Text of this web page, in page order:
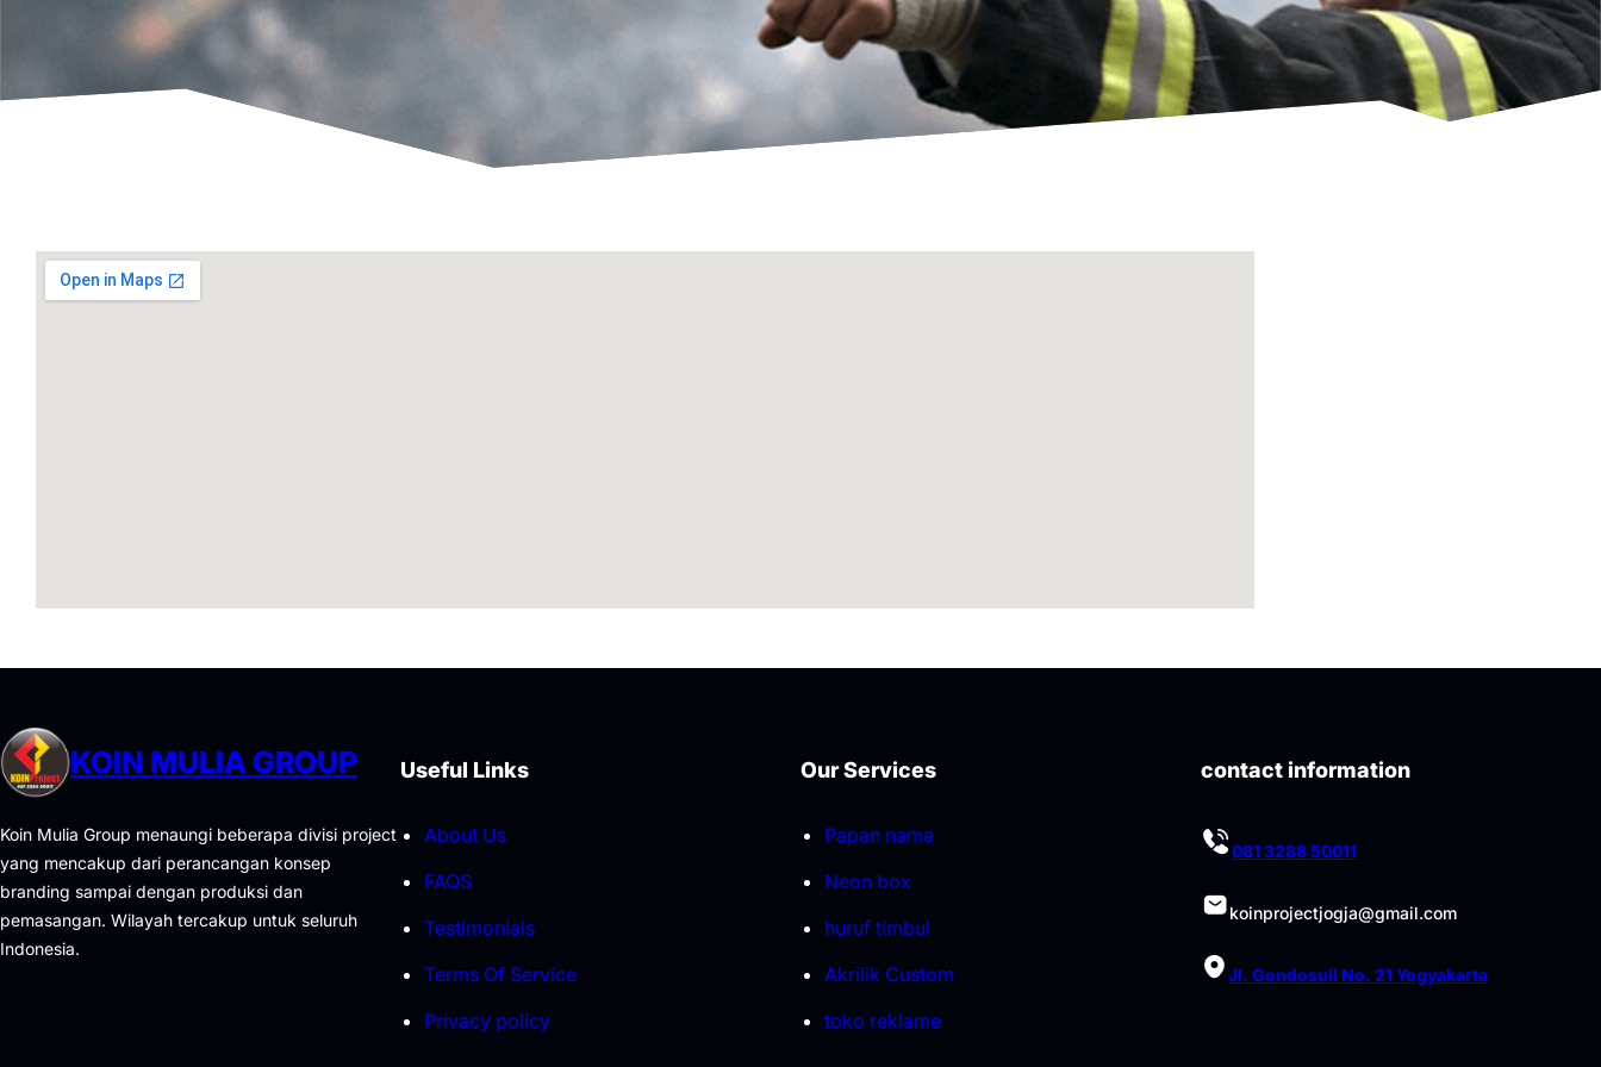
KOIN MULIA GROUP
Koin Mulia Group menaungi beberapa divisi project
yang mencakup dari perancangan konsep
branding sampai dengan produksi dan
pemasangan. Wilayah tercakup untuk seluruh
Indonesia.
Useful Links
About Us
FAQS
Testimonials
Terms Of Service
Privacy policy
Our Services
Papan nama
Neon box
huruf timbul
Akrilik Custom
toko reklame
contact information
081 3288 50011
koinprojectjogja@gmail.com
Jl. Gondosuli No. 21 Yogyakarta